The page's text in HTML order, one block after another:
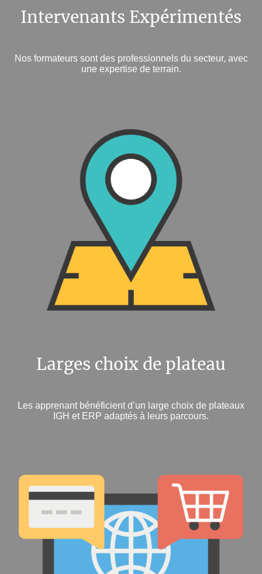
Intervenants Expérimentés
Nos formateurs sont des professionnels du secteur, avec
une expertise de terrain.
Larges choix de plateau
Les apprenant bénéficient d’un large choix de plateaux
IGH et ERP adaptés à leurs parcours.